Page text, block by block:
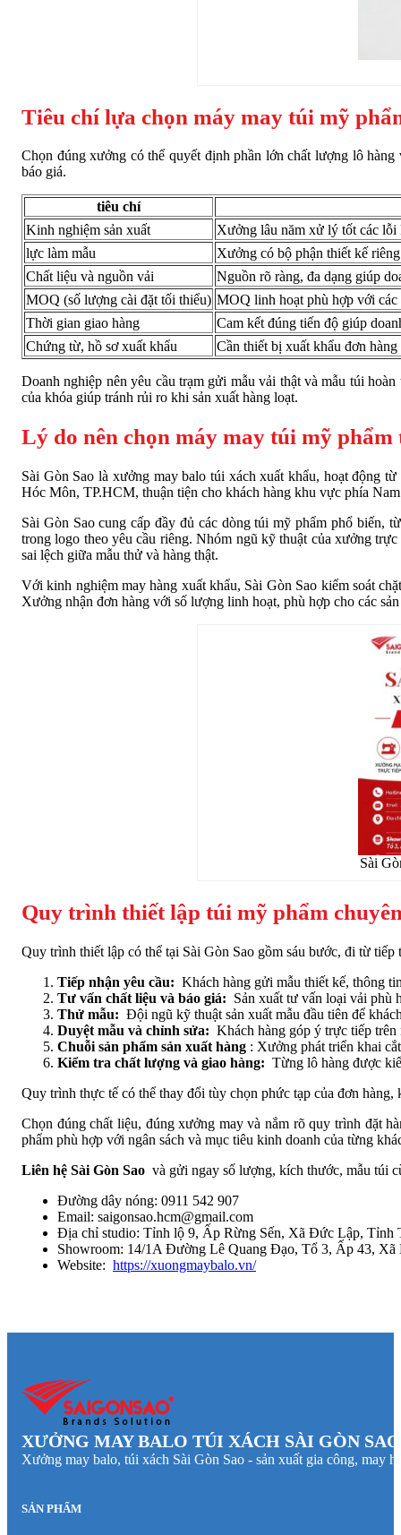
Tiêu chí lựa chọn máy may túi mỹ
Chọn đúng xưởng có thể quyết định phần lớn chất lượng lô
báo giá.
tiêu chí
Kinh nghiệm sản xuất
Xưởng lâu năm xử lý tốt các lỗi
lực làm mẫu
Xưởng có bộ phận thiết kế
Chất liệu và nguồn vải
Nguồn rõ ràng, đa dạng giúp
MOQ (số lượng cài đặt tối thiểu) MOQ linh hoạt phù hợp với
Thời gian giao hàng
Cam kết đúng tiến độ giúp
Chứng từ, hồ sơ xuất khẩu
Cần thiết bị xuất khẩu đơn
Doanh nghiệp nên yêu cầu trạm gửi mẫu vải thật và mẫu túi
của khóa giúp tránh rủi ro khi sản xuất hàng loạt.
Lý do nên chọn máy may túi mỹ phẩm
Sài Gòn Sao là xưởng may balo túi xách xuất khẩu, hoạt động
Hóc Môn, TP.HCM, thuận tiện cho khách hàng khu vực phía
Sài Gòn Sao cung cấp đầy đủ các dòng túi mỹ phẩm phổ biến,
trong logo theo yêu cầu riêng. Nhóm ngũ kỹ thuật của xưởng
sai lệch giữa mẫu thử và hàng thật.
Với kinh nghiệm may hàng xuất khẩu, Sài Gòn Sao kiểm soát
Xưởng nhận đơn hàng với số lượng linh hoạt, phù hợp cho các
Sài
Quy trình thiết lập túi mỹ phẩm
Quy trình thiết lập có thể tại Sài Gòn Sao gồm sáu bước, đi từ
Tiếp nhận yêu cầu: Khách hàng gửi mẫu thiết kế, thông
Tư vấn chất liệu và báo giá: Sản xuất tư vấn loại vải phù
Thử mẫu: Đội ngũ kỹ thuật sản xuất mẫu đầu tiên để
Duyệt mẫu và chỉnh sửa: Khách hàng góp ý trực tiếp
Chuỗi sản phẩm sản xuất hàng : Xưởng phát triển khai
Kiểm tra chất lượng và giao hàng: Từng lô hàng được
Quy trình thực tế có thể thay đổi tùy chọn phức tạp của đơn
Chọn đúng chất liệu, đúng xưởng may và nắm rõ quy trình đặt
phẩm phù hợp với ngân sách và mục tiêu kinh doanh của từng
Liên hệ Sài Gòn Sao và gửi ngay số lượng, kích thước, mẫu túi
Đường dây nóng: 0911 542 907
Email: saigonsao.hcm@gmail.com
Địa chỉ studio: Tỉnh lộ 9, Ấp Rừng Sến, Xã Đức Lập, Tỉnh
Showroom: 14/1A Đường Lê Quang Đạo, Tổ 3, Ấp 43,
Website: https://xuongmaybalo.vn/
XƯỞNG MAY BALO TÚI XÁCH SÀI GÒN
Xưởng may balo, túi xách Sài Gòn Sao - sản xuất gia công, may
SẢN PHẨM